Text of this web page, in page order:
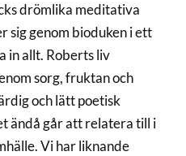
drömlika meditativa
sig genom bioduken i ett
in allt. Roberts liv
sorg, fruktan och
och lätt poetisk
ändå går att relatera till i
Vi har liknande